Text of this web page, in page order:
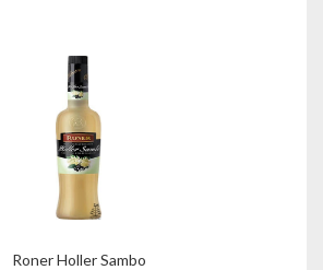
Roner Holler Sambo